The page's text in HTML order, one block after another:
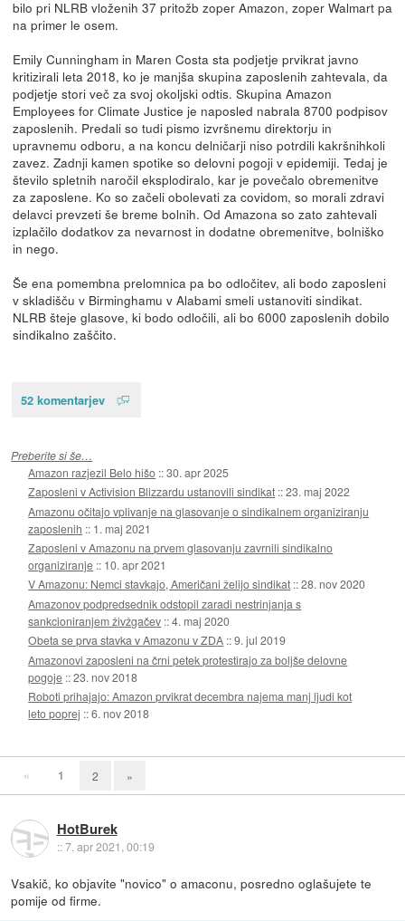
bilo pri NLRB vloženih 37 pritožb zoper Amazon, zoper Walmart pa
na primer le osem.
Emily Cunningham in Maren Costa sta podjetje prvikrat javno
kritizirali leta 2018, ko je manjša skupina zaposlenih zahtevala, da
podjetje stori več za svoj okoljski odtis. Skupina Amazon
Employees for Climate Justice je naposled nabrala 8700 podpisov
zaposlenih. Predali so tudi pismo izvršnemu direktorju in
upravnemu odboru, a na koncu delničarji niso potrdili kakršnihkoli
zavez. Zadnji kamen spotike so delovni pogoji v epidemiji. Tedaj je
število spletnih naročil eksplodiralo, kar je povečalo obremenitve
za zaposlene. Ko so začeli obolevati za covidom, so morali zdravi
delavci prevzeti še breme bolnih. Od Amazona so zato zahtevali
izplačilo dodatkov za nevarnost in dodatne obremenitve, bolniško
in nego.
Še ena pomembna prelomnica pa bo odločitev, ali bodo zaposleni
v skladišču v Birminghamu v Alabami smeli ustanoviti sindikat.
NLRB šteje glasove, ki bodo odločili, ali bo 6000 zaposlenih dobilo
sindikalno zaščito.
52 komentarjev
Preberite si še…
Amazon razjezil Belo hišo ::30. apr 2025
Zaposleni v Activision Blizzardu ustanovili sindikat ::23. maj 2022
Amazonu očitajo vplivanje na glasovanje o sindikalnem organiziranju
zaposlenih :: 1. maj 2021
Zaposleni v Amazonu na prvem glasovanju zavrnili sindikalno
organiziranje :: 10. apr 2021
V Amazonu: Nemci stavkajo, Američani želijo sindikat ::28. nov 2020
Amazonov podpredsednik odstopil zaradi nestrinjanja s
sankcioniranjem živžgačev ::4. maj 2020
Obeta se prva stavka v Amazonu v ZDA ::9. jul 2019
Amazonovi zaposleni na črni petek protestirajo za boljše delovne
pogoje ::23. nov 2018
Roboti prihajajo: Amazon prvikrat decembra najema manj ljudi kot
leto poprej ::6. nov 2018
« 1 2 »
HotBurek
::7. apr 2021, 00:19
Vsakič, ko objavite "novico" o amaconu, posredno oglašujete te
pomije od firme.